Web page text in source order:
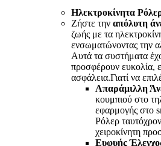
Ηλεκτροκίνητα
Ζήστε την απόλυτη
ζωής με τα
ενσωματώνοντας την
Αυτά τα συστήματα
προσφέρουν ευκολία,
ασφάλεια.Γιατί να
Απαράμιλλη
κουμπιού στο
εφαρμογής στο
Ρόλερ
χειροκίνητη
Ευφυής